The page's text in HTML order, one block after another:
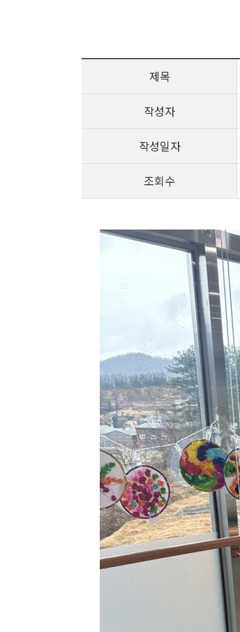
제목
작성자
작성일자
조회수